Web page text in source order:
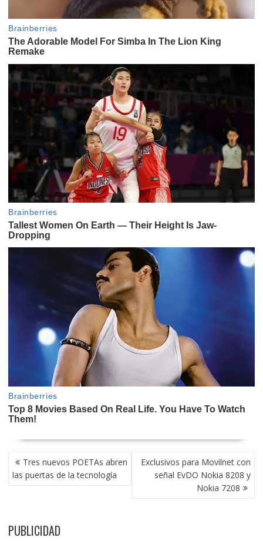
NAVEGACIÓN
DE
ENTRADAS
Tres nuevos POETAs abren
las puertas de la tecnología
Exclusivos para Movilnet con
señal EvDO Nokia 8208 y
Nokia 7208
PUBLICIDAD